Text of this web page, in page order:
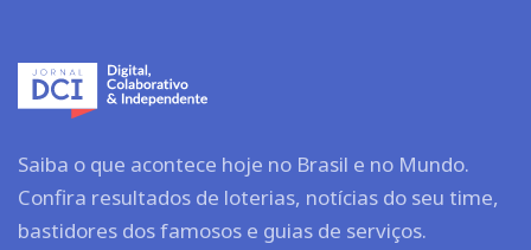
Saiba o que acontece hoje no Brasil e no Mundo.
Confira resultados de loterias, notícias do seu time,
bastidores dos famosos e guias de serviços.